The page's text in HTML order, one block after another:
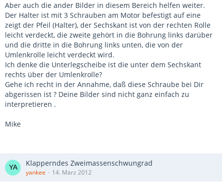
Aber auch die ander Bilder in diesem Bereich helfen weiter.
Der Halter ist mit 3 Schrauben am Motor befestigt auf eine
zeigt der Pfeil (Halter), der Sechskant ist von der rechten Rolle
leicht verdeckt, die zweite gehört in die Bohrung links darüber
und die dritte in die Bohrung links unten, die von der
Umlenkrolle leicht verdeckt wird.
Ich denke die Unterlegscheibe ist die unter dem Sechskant
rechts über der Umlenkrolle?
Gehe ich recht in der Annahme, daß diese Schraube bei Dir
abgerissen ist ? Deine Bilder sind nicht ganz einfach zu
interpretieren .
Mike
Klapperndes Zweimassenschwungrad
yankee 14. März 2012